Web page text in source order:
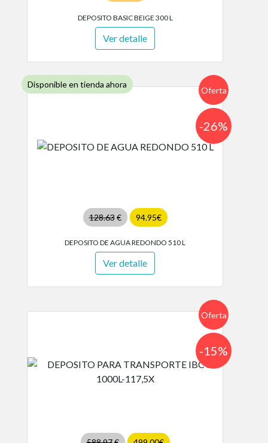
DEPOSITO BASIC BEIGE 300 L
Ver detalle
Disponible en tienda ahora
Oferta
128.63€ 94.95€
-26%
DEPOSITO DE AGUA REDONDO 510 L
Ver detalle
Oferta
-15%